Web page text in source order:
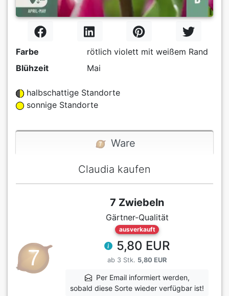
Farbe
rötlich violett mit weißem Rand
Blühzeit
Mai
halbschattige Standorte
sonnige Standorte
Ware
Claudia kaufen
7 Zwiebeln
Gärtner-Qualität
ausverkauft
5,80 EUR
ab 3 Stk. 5,80 EUR
Per Email informiert werden,
sobald diese Sorte wieder verfügbar ist!